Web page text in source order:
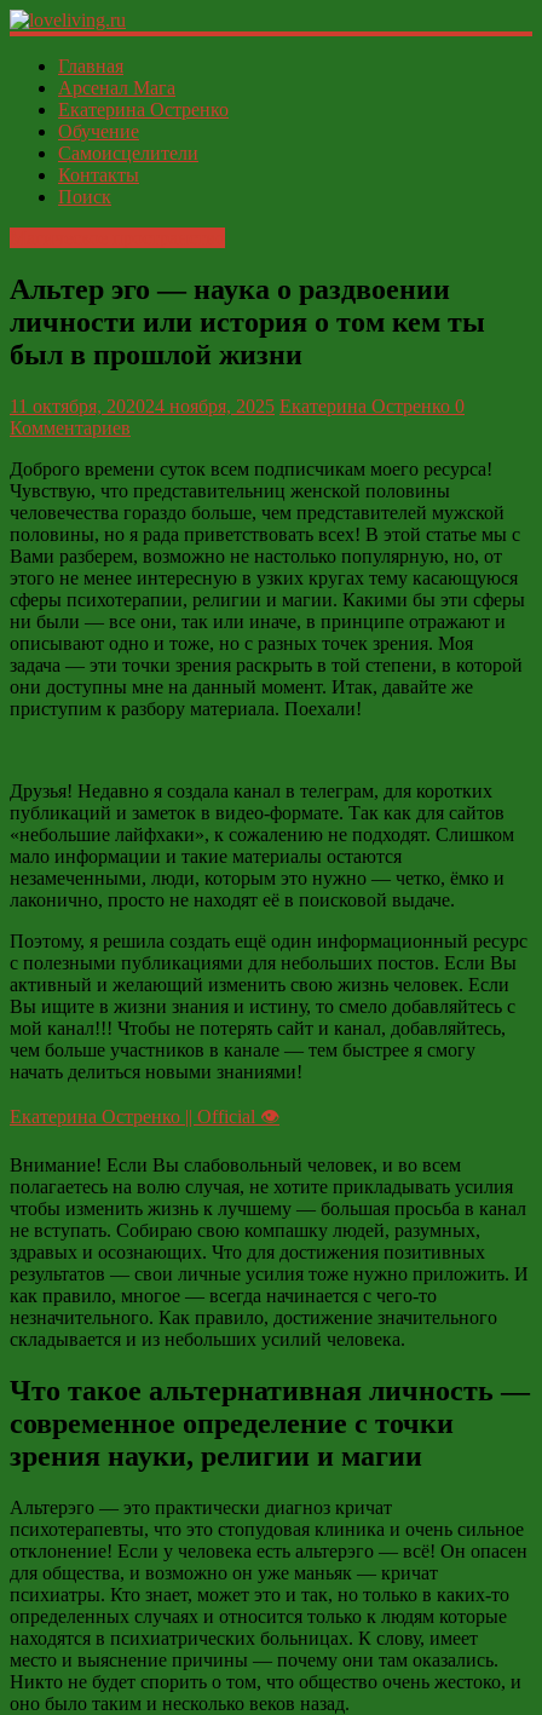
loveliving.ru
Современный
женский
ФСЁ
Главная
Арсенал Мага
Екатерина Остренко
Обучение
Самоисцелители
Контакты
Поиск
Альтер эго — наука о раздвоении
личности или история о том кем ты
был в прошлой жизни
11 октября, 202024 ноября, 2025 Екатерина Остренко 0
Комментариев
Доброго времени суток всем подписчикам моего ресурса!
Чувствую, что представительниц женской половины
человечества гораздо больше, чем представителей мужской
половины, но я рада приветствовать всех! В этой статье мы с
Вами разберем, возможно не настолько популярную, но, от
этого не менее интересную в узких кругах тему касающуюся
сферы психотерапии, религии и магии. Какими бы эти сферы
ни были — все они, так или иначе, в принципе отражают и
описывают одно и тоже, но с разных точек зрения. Моя
задача — эти точки зрения раскрыть в той степени, в которой
они доступны мне на данный момент. Итак, давайте же
приступим к разбору материала. Поехали!
Друзья! Недавно я создала канал в телеграм, для коротких
публикаций и заметок в видео-формате. Так как для сайтов
«небольшие лайфхаки», к сожалению не подходят. Слишком
мало информации и такие материалы остаются
незамеченными, люди, которым это нужно — четко, ёмко и
лаконично, просто не находят её в поисковой выдаче.
Поэтому, я решила создать ещё один информационный ресурс
с полезными публикациями для небольших постов. Если Вы
активный и желающий изменить свою жизнь человек. Если
Вы ищите в жизни знания и истину, то смело добавляйтесь с
мой канал!!! Чтобы не потерять сайт и канал, добавляйтесь,
чем больше участников в канале — тем быстрее я смогу
начать делиться новыми знаниями!
Екатерина Остренко || Official 👁
Внимание! Если Вы слабовольный человек, и во всем
полагаетесь на волю случая, не хотите прикладывать усилия
чтобы изменить жизнь к лучшему — большая просьба в канал
не вступать. Собираю свою компашку людей, разумных,
здравых и осознающих. Что для достижения позитивных
результатов — свои личные усилия тоже нужно приложить. И
как правило, многое — всегда начинается с чего-то
незначительного. Как правило, достижение значительного
складывается и из небольших усилий человека.
Что такое альтернативная личность —
современное определение с точки
зрения науки, религии и магии
Альтерэго — это практически диагноз кричат
психотерапевты, что это стопудовая клиника и очень сильное
отклонение! Если у человека есть альтерэго — всё! Он опасен
для общества, и возможно он уже маньяк — кричат
психиатры. Кто знает, может это и так, но только в каких-то
определенных случаях и относится только к людям которые
находятся в психиатрических больницах. К слову, имеет
место и выяснение причины — почему они там оказались.
Никто не будет спорить о том, что общество очень жестоко, и
оно было таким и несколько веков назад.